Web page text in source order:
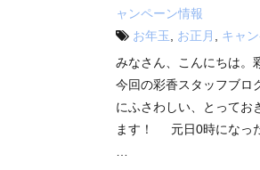
ャンペーン情報
お年玉, お正月 , キャ
みなさん、こんにちは。
今回の彩香スタッフブロ
にふさわしい、とってお
ます！ 元日0時になっ
…